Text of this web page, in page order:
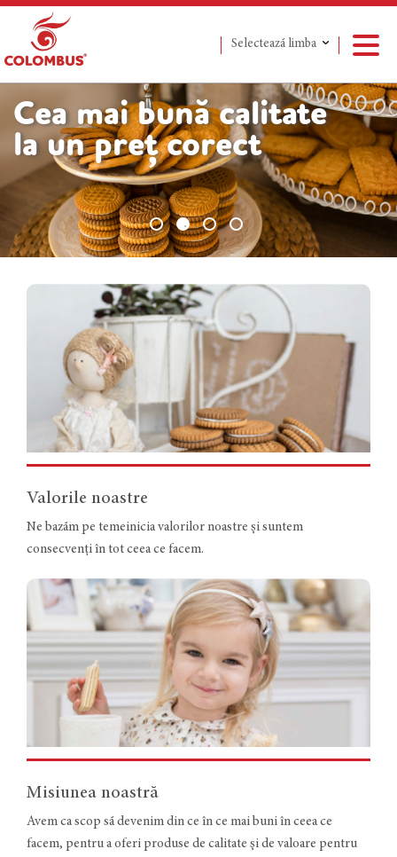
Selectează limba
Сea mai bună calitate
la un preț corect
Valorile noastre
Ne bazăm pe temeinicia valorilor noastre și suntem
consecvenți în tot ceea ce facem.
Misiunea noastră
Avem ca scop să devenim din ce în ce mai buni în ceea ce
facem, pentru a oferi produse de calitate și de valoare pentru